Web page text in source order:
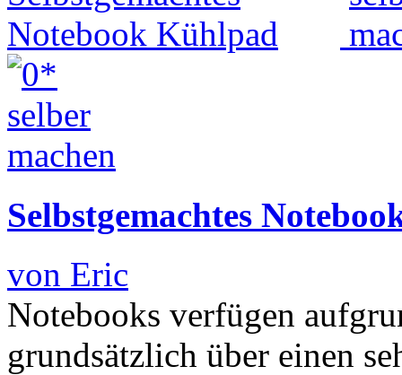
Selbstgemachtes
von Eric
Notebooks verfügen
grundsätzlich über einen